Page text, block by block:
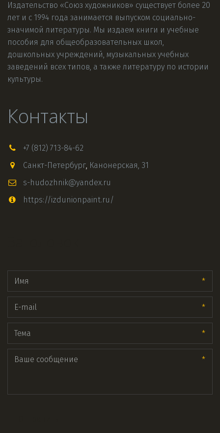
Издательство «Союз художников» существует более 20
лет и с 1994 года занимается выпуском социально-
значимой литературы. Мы издаем книги и учебные
пособия для общеобразовательных школ,
дошкольных учреждений, музыкальных учебных
заведений всех типов, а также литературу по истории
культуры.
Контакты
+7 (812) 713-84-62
Санкт-Петербург, Канонерская, 31
s-hudozhnik@yandex.ru
https://izdunionpaint.ru/
*
*
*
*